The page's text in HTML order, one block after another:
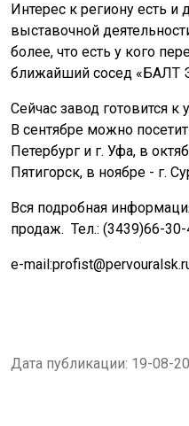
Интерес к региону есть
выставочной
более, что есть у кого
ближайший сосед «БАЛТ
Сейчас завод готовится
В сентябре можно
Петербург и г. Уфа, в
Пятигорск, в ноябре - г.
Вся подробная
продаж. Тел.: (3439)66-
e-
Дата публикации: 19-08-